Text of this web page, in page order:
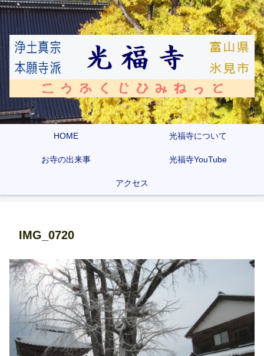
HOME 光福寺について
お寺の出来事 光福寺YouTube
アクセス
IMG_0720